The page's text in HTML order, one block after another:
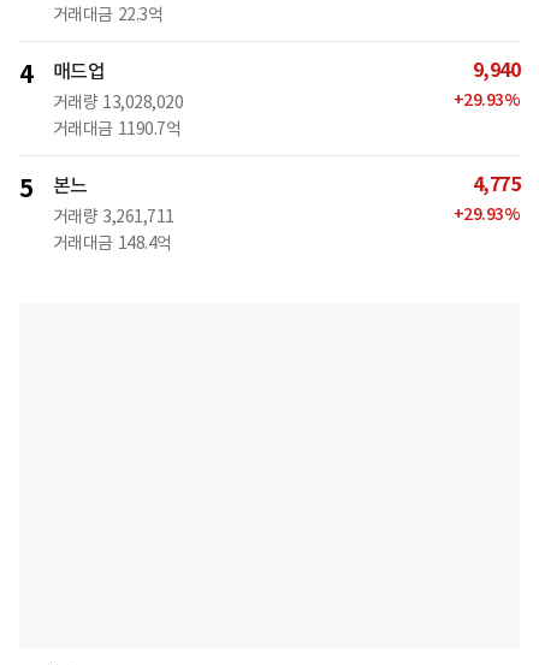
거래대금 22.3억
4 매드업
거래량 13,028,020
거래대금 1190.7억
9,940
+29.93%
5 본느
거래량 3,261,711
거래대금 148.4억
4,775
+29.93%